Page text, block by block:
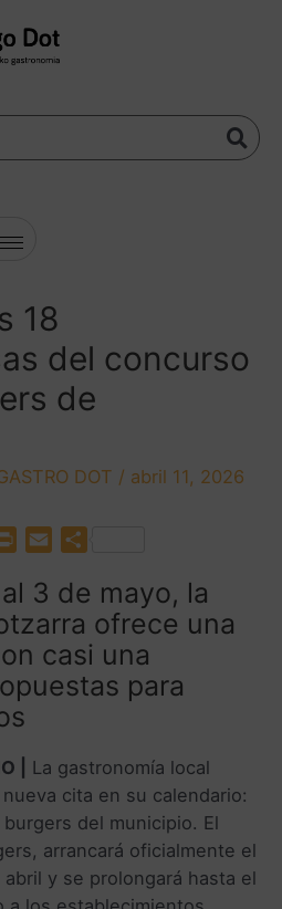
18
del concurso
de
DOT / abril 11, 2026
n
t
a
i
l
m
p
a
t
3 de mayo, la
ofrece una
casi una
para
|
La gastronomía local
cita en su calendario:
del municipio. El
arrancará oficialmente el
y se prolongará hasta el